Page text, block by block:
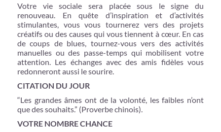
Votre vie sociale sera placée sous le signe du
renouveau. En quête d’inspiration et d’activités
stimulantes, vous vous tournerez vers des projets
créatifs ou des causes qui vous tiennent à cœur. En cas
de coups de blues, tournez-vous vers des activités
manuelles ou des passe-temps qui mobilisent votre
attention. Les échanges avec des amis fidèles vous
redonneront aussi le sourire.
CITATION DU JOUR
“Les grandes âmes ont de la volonté, les faibles n’ont
que des souhaits.” (Proverbe chinois).
VOTRE NOMBRE CHANCE